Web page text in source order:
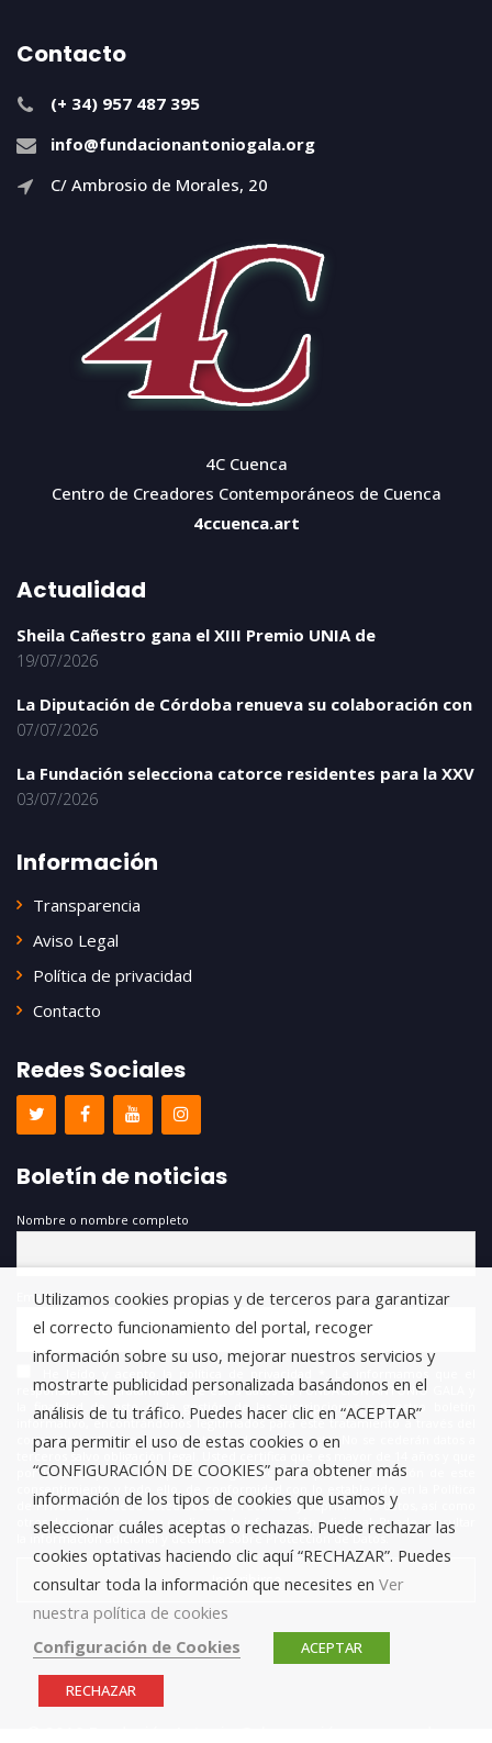
Contacto
(+ 34) 957 487 395
info@fundacionantoniogala.org
C/ Ambrosio de Morales, 20
4C Cuenca
Centro de Creadores Contemporáneos de Cuenca
4ccuenca.art
Actualidad
Sheila Cañestro gana el XIII Premio UNIA de
19/07/2026
La Diputación de Córdoba renueva su colaboración con
07/07/2026
La Fundación selecciona catorce residentes para la XXV
03/07/2026
Información
Transparencia
Aviso Legal
Política de privacidad
Contacto
Redes Sociales
Boletín de noticias
Nombre o nombre completo
Email
responsable del tratamiento de estos datos es FUNDACIÓN ANTONIO GALA y
la finalidad de este es la gestión de las suscripciones a nuestro boletín
informativo, encontrándonos legitimados para este tratamiento a través del
consentimiento que nos está otorgando en este acto. No se cederán datos a
terceros salvo obligación legal. Usted certifica que es mayor de 14 años y que
por lo tanto posee la capacidad legal necesaria para la prestación de este
de Privacidad. Puede usted acceder, rectificar y suprimir los datos, así como
otros derechos, como se explica en la información adicional. Puede consultar
la información adicional y detallada sobre Protección de Datos.
Utilizamos cookies propias y de terceros para garantizar
el correcto funcionamiento del portal, recoger
información sobre su uso, mejorar nuestros servicios y
mostrarte publicidad personalizada basándonos en el
análisis de tu tráfico. Puedes hacer clic en “ACEPTAR”
para permitir el uso de estas cookies o en
“CONFIGURACIÓN DE COOKIES” para obtener más
información de los tipos de cookies que usamos y
seleccionar cuáles aceptas o rechazas. Puede rechazar las
cookies optativas haciendo clic aquí “RECHAZAR”. Puedes
consultar toda la información que necesites en Ver
nuestra política de cookies
Configuración de Cookies
ACEPTAR
RECHAZAR